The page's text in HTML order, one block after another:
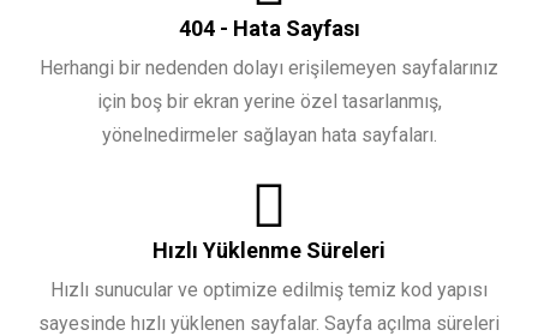
404 - Hata Sayfası
Herhangi bir nedenden dolayı erişilemeyen sayfalarınız
için boş bir ekran yerine özel tasarlanmış,
yönelnedirmeler sağlayan hata sayfaları.
Hızlı Yüklenme Süreleri
Hızlı sunucular ve optimize edilmiş temiz kod yapısı
sayesinde hızlı yüklenen sayfalar. Sayfa açılma süreleri